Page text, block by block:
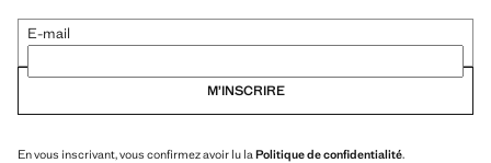
E-mail
M’INSCRIRE
En vous inscrivant, vous confirmez avoir lu la Politique de confidentialité.